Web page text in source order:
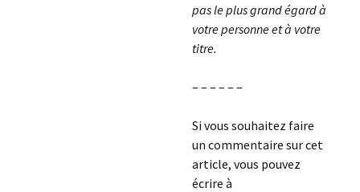
pas le plus grand égard à
votre personne et à votre
titre.
– – – – – –
Si vous souhaitez faire
un commentaire sur cet
article, vous pouvez
écrire à